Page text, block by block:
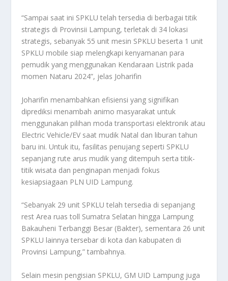
“Sampai saat ini SPKLU telah tersedia di berbagai titik
strategis di Provinsii Lampung, terletak di 34 lokasi
strategis, sebanyak 55 unit mesin SPKLU beserta 1 unit
SPKLU mobile siap melengkapi kenyamanan para
pemudik yang menggunakan Kendaraan Listrik pada
momen Nataru 2024”, jelas Joharifin
Joharifin menambahkan efisiensi yang signifikan
diprediksi menambah animo masyarakat untuk
menggunakan pilihan moda transportasi elektronik atau
Electric Vehicle/EV saat mudik Natal dan liburan tahun
baru ini. Untuk itu, fasilitas penujang seperti SPKLU
sepanjang rute arus mudik yang ditempuh serta titik-
titik wisata dan penginapan menjadi fokus
kesiapsiagaan PLN UID Lampung.
“Sebanyak 29 unit SPKLU telah tersedia di sepanjang
rest Area ruas toll Sumatra Selatan hingga Lampung
Bakauheni Terbanggi Besar (Bakter), sementara 26 unit
SPKLU lainnya tersebar di kota dan kabupaten di
Provinsi Lampung,” tambahnya.
Selain mesin pengisian SPKLU, GM UID Lampung juga